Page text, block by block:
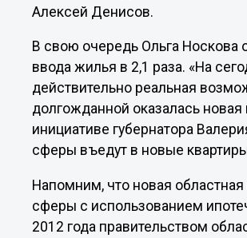
Алексей Денисов.
В свою очередь Ольга Носкова
ввода жилья в 2,1 раза. «На
действительно реальная
долгожданной оказалась
инициативе губернатора
сферы въедут в новые
Напомним, что новая
сферы с использованием
2012 года правительством